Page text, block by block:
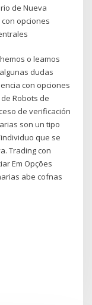
de Nueva
opciones
o leamos
dudas
con opciones
Robots de
de verificación
son un tipo
que se
Trading con
Em Opções
abe cofnas